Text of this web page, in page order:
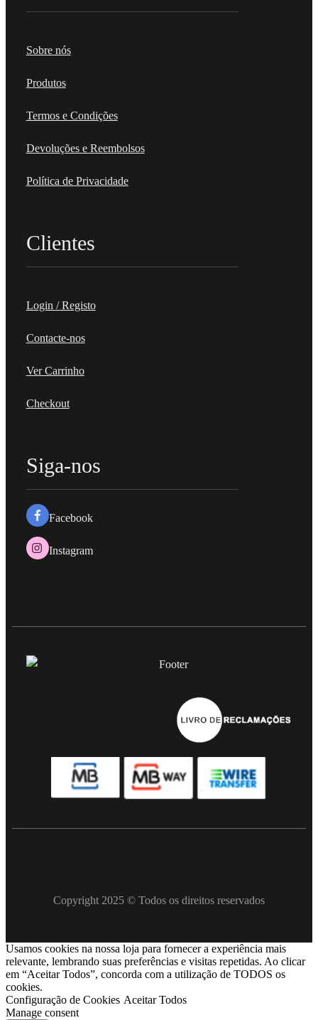
Sobre nós
Produtos
Termos e Condições
Devoluções e Reembolsos
Política de Privacidade
Clientes
Login / Registo
Contacte-nos
Ver Carrinho
Checkout
Siga-nos
Facebook
Instagram
Copyright 2025 © Todos os direitos reservados
Usamos cookies na nossa loja para fornecer a experiência mais
relevante, lembrando suas preferências e visitas repetidas. Ao clicar
em “Aceitar Todos”, concorda com a utilização de TODOS os
cookies.
Configuração de Cookies Aceitar Todos
Manage consent